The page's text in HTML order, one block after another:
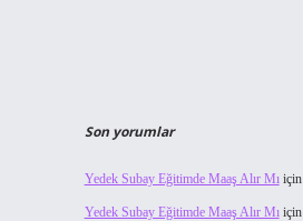
Son yorumlar
Yedek Subay Eğitimde Maaş Alır Mıiçin
Yedek Subay Eğitimde Maaş Alır Mıiçin